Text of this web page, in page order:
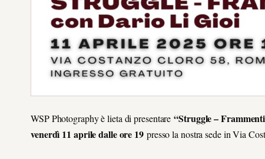
WSP Photography è lieta di presentare “Struggle –
venerdì 11 aprile dalle ore 19 presso la nostra sede in Via